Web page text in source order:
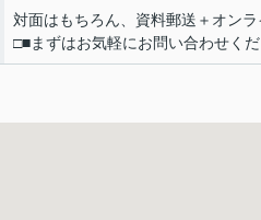
対面はもちろん、資料郵送＋オン
□■まずはお気軽にお問い合わせく